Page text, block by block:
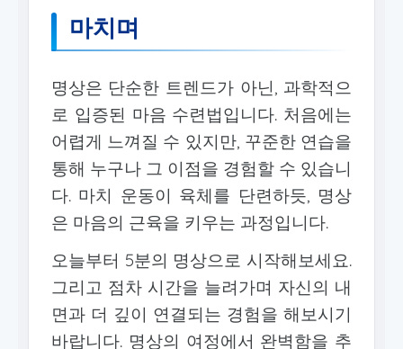
마치며
명상은 단순한 트렌드가 아닌, 과학적으
로 입증된 마음 수련법입니다. 처음에는
어렵게 느껴질 수 있지만, 꾸준한 연습을
통해 누구나 그 이점을 경험할 수 있습니
다. 마치 운동이 육체를 단련하듯, 명상
은 마음의 근육을 키우는 과정입니다.
오늘부터 5분의 명상으로 시작해보세요.
그리고 점차 시간을 늘려가며 자신의 내
면과 더 깊이 연결되는 경험을 해보시기
바랍니다. 명상의 여정에서 완벽함을 추